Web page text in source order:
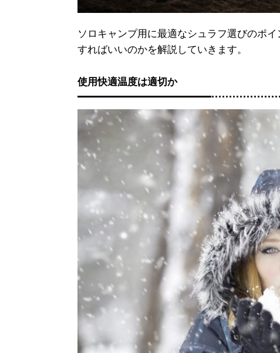
ソロキャンプ用に最適なシュラフ選びのポ
すればいいのかを解説していきます。
使用快適温度は適切か